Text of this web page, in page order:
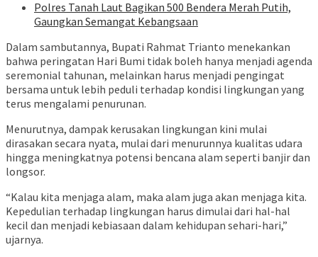
Polres Tanah Laut Bagikan 500 Bendera Merah Putih,
Gaungkan Semangat Kebangsaan
Dalam sambutannya, Bupati Rahmat Trianto menekankan
bahwa peringatan Hari Bumi tidak boleh hanya menjadi agenda
seremonial tahunan, melainkan harus menjadi pengingat
bersama untuk lebih peduli terhadap kondisi lingkungan yang
terus mengalami penurunan.
Menurutnya, dampak kerusakan lingkungan kini mulai
dirasakan secara nyata, mulai dari menurunnya kualitas udara
hingga meningkatnya potensi bencana alam seperti banjir dan
longsor.
“Kalau kita menjaga alam, maka alam juga akan menjaga kita.
Kepedulian terhadap lingkungan harus dimulai dari hal-hal
kecil dan menjadi kebiasaan dalam kehidupan sehari-hari,”
ujarnya.